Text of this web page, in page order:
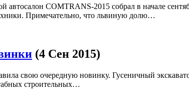
автосалон COMTRANS-2015 собрал в начале
Примечательно, что львиную долю…
(4 Сен 2015)
свою очередную новинку. Гусеничный
строительных…